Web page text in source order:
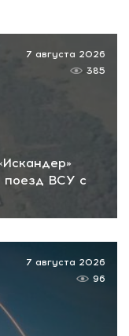
поезд ВСУ с
7 августа 2026
385
7 августа 2026
96